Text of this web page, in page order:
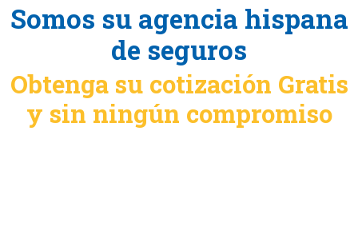
Somos su agencia hispana
de seguros
Obtenga su cotización Gratis
y sin ningún compromiso